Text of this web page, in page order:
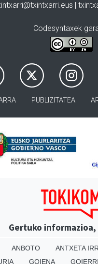
|
Codesyntaxek
PUBLIZITATEA
Gertuko informazioa,
ANBOTO ANTXETA
GOIENA